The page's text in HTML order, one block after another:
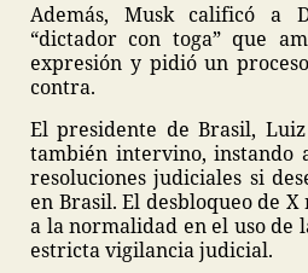
Además, Musk calificó a
“dictador con toga” que
expresión y pidió un
contra.
El presidente de Brasil,
también intervino, instando
resoluciones judiciales si
en Brasil. El desbloqueo de
a la normalidad en el uso de
estricta vigilancia judicial.